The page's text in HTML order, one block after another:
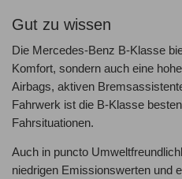
Gut zu wissen
Die Mercedes-Benz B-Klasse
Komfort, sondern auch eine
Airbags, aktiven
Fahrwerk ist die B-Klasse
Fahrsituationen.
Auch in puncto
niedrigen Emissionswerten und